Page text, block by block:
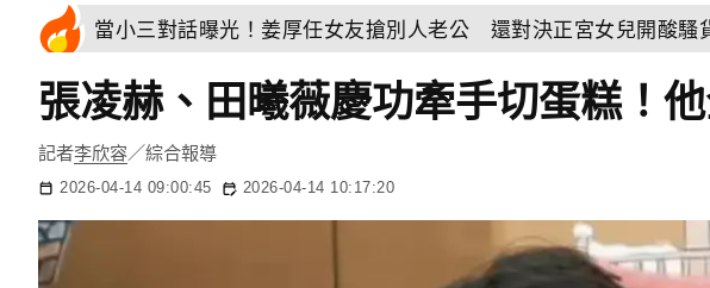
當小三對話曝光！姜厚任女友搶別人老公 還對決正宮女兒開酸騷
張凌赫、田曦薇慶功牽手切蛋糕！
記者李欣容／綜合報導
2026-04-14 09:00:45 2026-04-14 10:17:20